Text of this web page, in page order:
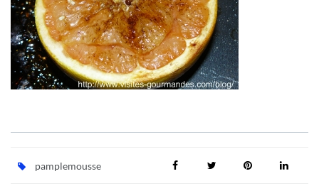
pamplemousse